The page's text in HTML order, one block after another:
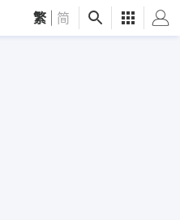
繁 简